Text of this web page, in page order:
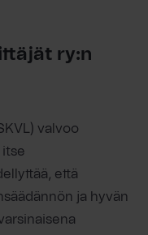
ry:n
valvoo
että
ja hyvän